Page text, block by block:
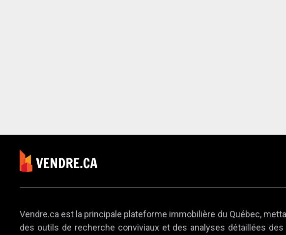
Vendre.ca est la principale plateforme immobilière du Québec,
des outils de recherche conviviaux et des analyses détaillées